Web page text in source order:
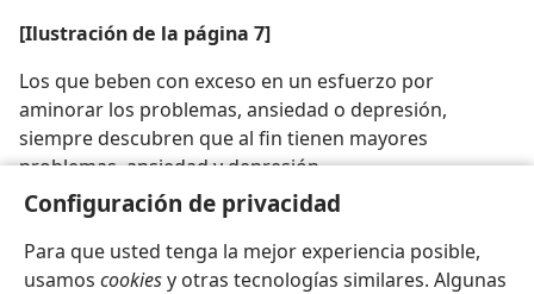
Configuración de privacidad
Para que usted tenga la mejor experiencia posible,
usamos cookiesy otras tecnologías similares. Algunas
[Ilustración de la página 7]
Los que beben con exceso en un esfuerzo por
aminorar los problemas, ansiedad o depresión,
siempre descubren que al fin tienen mayores
problemas, ansiedad y depresión